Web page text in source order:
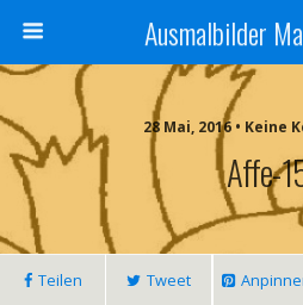
Ausmalbilder
28 Mai, 2016 • Keine
Affe-
Teilen Tweet